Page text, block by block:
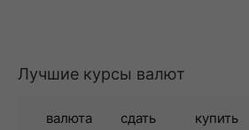
Лучшие курсы валют
валюта сдать купить